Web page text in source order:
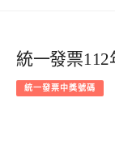
統一發票112
統一發票中獎號碼